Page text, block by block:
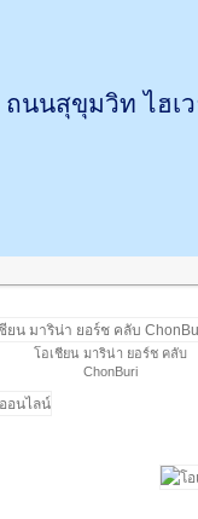
ถนนสุขุมวิท ไฮเ
โอเชียน มาริน่า ยอร์ช คลับ
ChonBuri